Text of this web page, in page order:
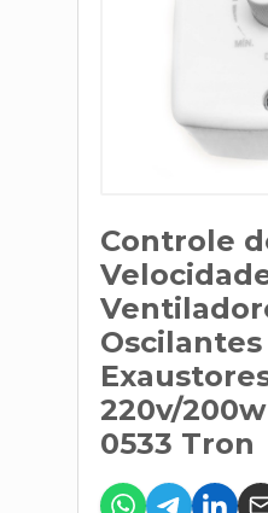
Controle
Oscilantes
220v/
0533 Tron